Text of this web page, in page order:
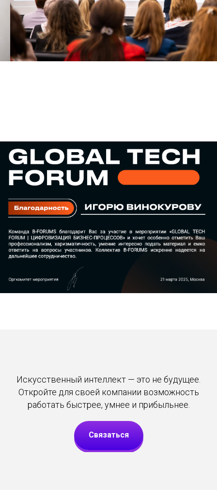
Искусственный интеллект — это не будущее.
Откройте для своей компании возможность
работать быстрее, умнее и прибыльнее.
Связаться